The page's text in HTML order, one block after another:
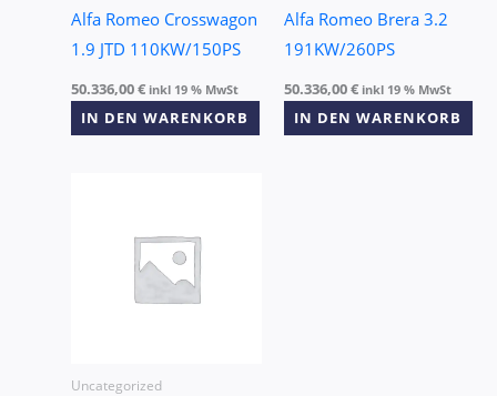
Alfa Romeo Crosswagon
1.9 JTD 110KW/150PS
50.336,00€ inkl 19 % MwSt
IN DEN WARENKORB
Alfa Romeo Brera 3.2
191KW/260PS
50.336,00€ inkl 19 % MwSt
IN DEN WARENKORB
Uncategorized